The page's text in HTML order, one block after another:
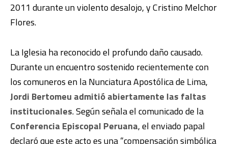
2011 durante un violento desalojo, y Cristino Melchor
Flores.
La Iglesia ha reconocido el profundo daño causado.
Durante un encuentro sostenido recientemente con
los comuneros en la Nunciatura Apostólica de Lima,
Jordi Bertomeu admitió abiertamente las faltas
institucionales. Según señala el comunicado de la
Conferencia Episcopal Peruana, el enviado papal
declaró que este acto es una “compensación simbólica